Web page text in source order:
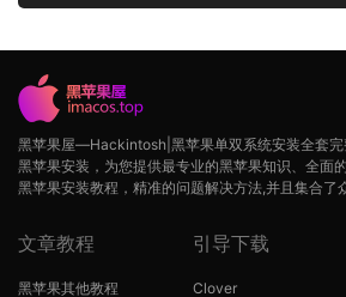
黑苹果屋—Hackintosh|黑苹果单双系统安装全套完
黑苹果安装，为您提供最专业的黑苹果知识、全面
黑苹果安装教程，精准的问题解决方法,并且集合了
文章教程
黑苹果其他教程
引导下载
Clover